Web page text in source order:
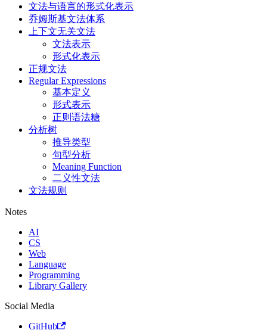
文法与语言的形式化表示
乔姆斯基文法体系
上下文无关文法
文法表示
形式化表示
正规文法
Regular Expressions
基本定义
形式表示
正则语法糖
分析树
推导类型
句型分析
Meaning Function
二义性文法
文法规则
Notes
AI
CS
Web
Language
Programming
Library Gallery
Social Media
GitHub